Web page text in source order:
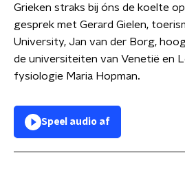
Grieken straks bij óns de koelte
gesprek met Gerard Gielen,
University, Jan van der Borg,
de universiteiten van Venetië en
fysiologie Maria Hopman.
Speel audio af